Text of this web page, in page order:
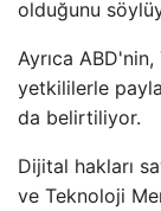
olduğunu
Ayrıca
yetkililerle
da belirtiliyor.
Dijital hakları
ve Teknoloji